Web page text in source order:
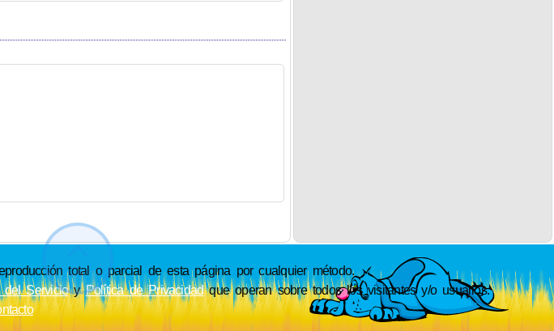
total o parcial de esta página por cualquier método.
del ServicioyPolítica de Privacidadque operan sobre todos los visitantes y/o usuarios.